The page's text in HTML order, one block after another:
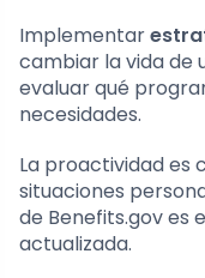
Implementar
cambiar la vida de
evaluar qué
necesidades.
La proactividad es
situaciones
de Benefits.gov es
actualizada.